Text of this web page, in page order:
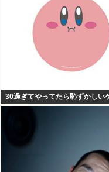
30過ぎてやってたら恥ずかしい